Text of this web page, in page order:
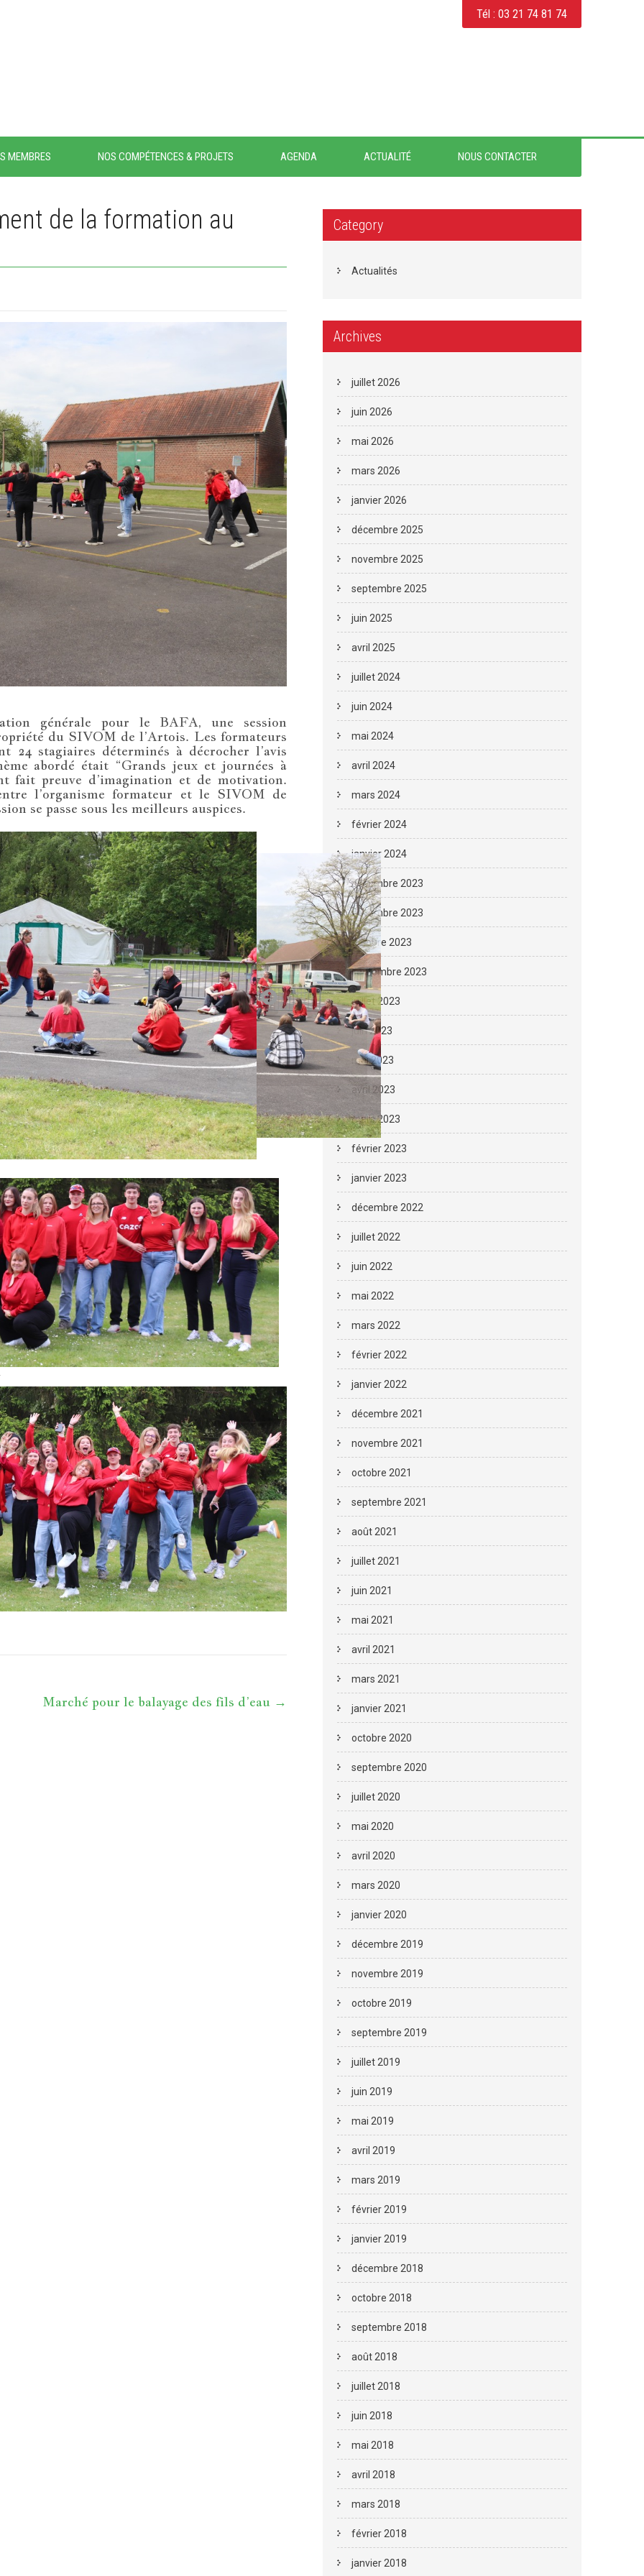
Tél : 03 21 74 81 74
MEMBRES NOS COMPÉTENCES & PROJETS AGENDA ACTUALITÉ NOUS CONTACTER
de la formation au
générale pour le BAFA, une session
du SIVOM de l’Artois. Les formateurs
24 stagiaires déterminés à décrocher l’avis
abordé était “Grands jeux et journées à
fait preuve d’imagination et de motivation.
l’organisme formateur et le SIVOM de
se passe sous les meilleurs auspices.
Marché pour le balayage des fils d’eau →
Category
Actualités
Archives
juillet 2026
juin 2026
mai 2026
mars 2026
janvier 2026
décembre 2025
novembre 2025
septembre 2025
juin 2025
avril 2025
juillet 2024
juin 2024
mai 2024
avril 2024
mars 2024
février 2024
janvier 2024
décembre 2023
novembre 2023
octobre 2023
septembre 2023
juillet 2023
juin 2023
mai 2023
avril 2023
mars 2023
février 2023
janvier 2023
décembre 2022
juillet 2022
juin 2022
mai 2022
mars 2022
février 2022
janvier 2022
décembre 2021
novembre 2021
octobre 2021
septembre 2021
août 2021
juillet 2021
juin 2021
mai 2021
avril 2021
mars 2021
janvier 2021
octobre 2020
septembre 2020
juillet 2020
mai 2020
avril 2020
mars 2020
janvier 2020
décembre 2019
novembre 2019
octobre 2019
septembre 2019
juillet 2019
juin 2019
mai 2019
avril 2019
mars 2019
février 2019
janvier 2019
décembre 2018
octobre 2018
septembre 2018
août 2018
juillet 2018
juin 2018
mai 2018
avril 2018
mars 2018
février 2018
janvier 2018